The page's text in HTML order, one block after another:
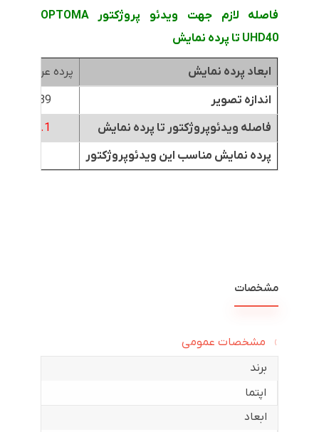
فاصله لازم جهت ویدئو پروژکتور OPTOMA
UHD40 تا پرده نمایش
ابعاد پرده نمایش
پرده عرض 1.8متر
اندازه تصویر
89 اینچ
فاصله ویدئوپروژکتور تا پرده نمایش
3.1
پرده نمایش مناسب این ویدئوپروژکتور
مشخصات
مشخصات عمومی
برند
اپتما
ابعاد